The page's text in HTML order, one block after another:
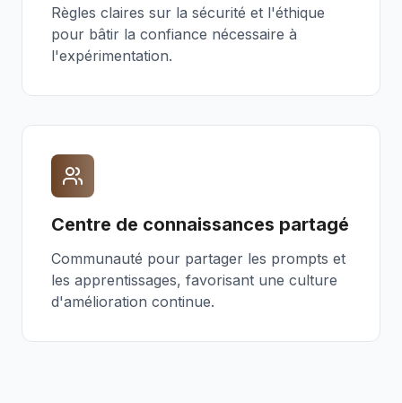
Règles claires sur la sécurité et l'éthique
pour bâtir la confiance nécessaire à
l'expérimentation.
Centre de connaissances partagé
Communauté pour partager les prompts et
les apprentissages, favorisant une culture
d'amélioration continue.